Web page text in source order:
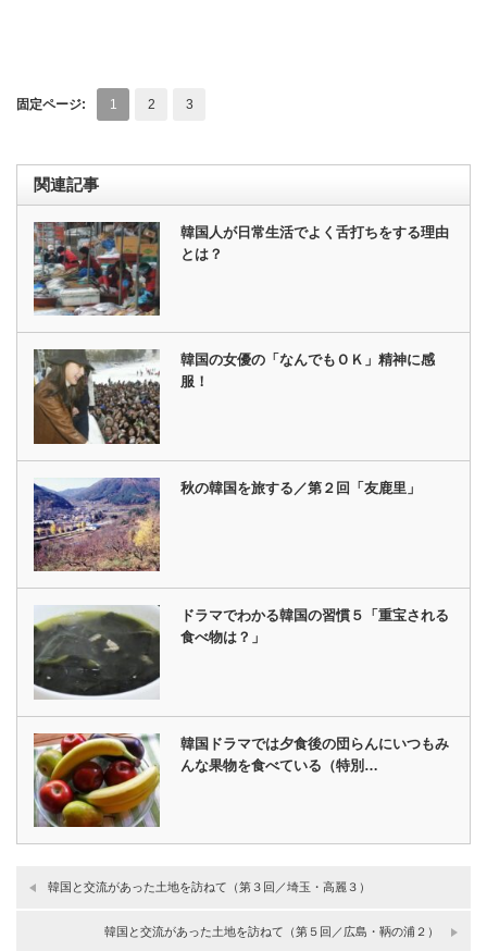
固定ページ: 1 2 3
関連記事
韓国人が日常生活でよく舌打ちをする理由
とは？
韓国の女優の「なんでもＯＫ」精神に感
服！
秋の韓国を旅する／第２回「友鹿里」
ドラマでわかる韓国の習慣５「重宝される
食べ物は？」
韓国ドラマでは夕食後の団らんにいつもみ
んな果物を食べている（特別…
韓国と交流があった土地を訪ねて（第３回／埼玉・高麗３）
韓国と交流があった土地を訪ねて（第５回／広島・鞆の浦２）